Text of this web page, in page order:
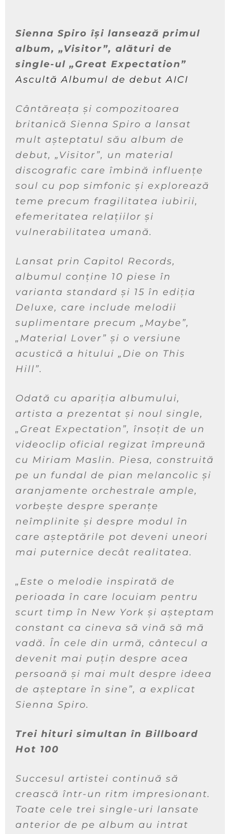
Sienna Spiro își lansează primul
album, „Visitor”, alături de
single-ul „Great Expectation”
Ascultă Albumul de debut AICI
Cântăreața și compozitoarea
britanică Sienna Spiro a lansat
mult așteptatul său album de
debut, „Visitor”, un material
discografic care îmbină influențe
soul cu pop simfonic și explorează
teme precum fragilitatea iubirii,
efemeritatea relațiilor și
vulnerabilitatea umană.
Lansat prin Capitol Records,
albumul conține 10 piese în
varianta standard și 15 în ediția
Deluxe, care include melodii
suplimentare precum „Maybe”,
„Material Lover” și o versiune
acustică a hitului „Die on This
Hill”.
Odată cu apariția albumului,
artista a prezentat și noul single,
„Great Expectation”, însoțit de un
videoclip oficial regizat împreună
cu Miriam Maslin. Piesa, construită
pe un fundal de pian melancolic și
aranjamente orchestrale ample,
vorbește despre speranțe
neîmplinite și despre modul în
care așteptările pot deveni uneori
mai puternice decât realitatea.
„Este o melodie inspirată de
perioada în care locuiam pentru
scurt timp în New York și așteptam
constant ca cineva să vină să mă
vadă. În cele din urmă, cântecul a
devenit mai puțin despre acea
persoană și mai mult despre ideea
de așteptare în sine”, a explicat
Sienna Spiro.
Trei hituri simultan în Billboard
Hot 100
Succesul artistei continuă să
crească într-un ritm impresionant.
Toate cele trei single-uri lansate
anterior de pe album au intrat